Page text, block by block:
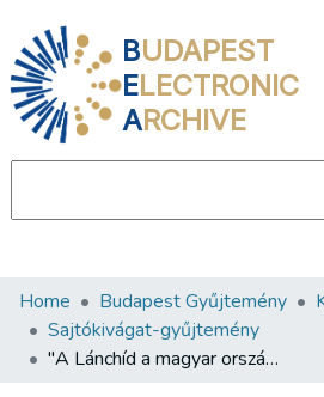
BUDAPEST
ELECTRONIC
ARCHIVE
Communities & Collections
All of DSpace
Home Budapest Gyűjtemény
Sajtókivágat-gyűjtemény
"A Lánchíd a magyar országépítés diadalút hirdeti"